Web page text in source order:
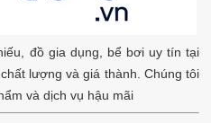
phân khúc trên thị trường, KAW-
thế nhờ những nâng cấp mang
đồ gia dụng, bể bơi uy tín tại
lượng và giá thành. Chúng tôi
và dịch vụ hậu mãi